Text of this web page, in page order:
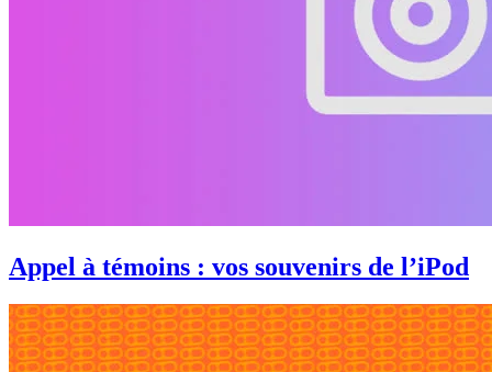
Appel à témoins : vos souvenirs de l’iPod